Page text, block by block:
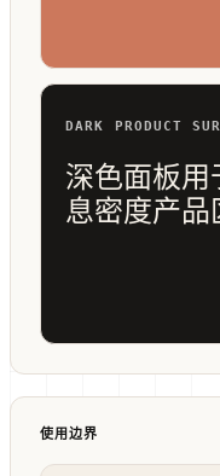
DARK PRODUCT
深色面板
息密度产品
使用边界